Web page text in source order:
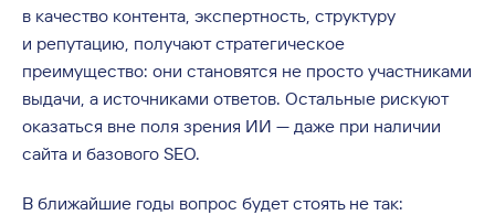
в качество контента, экспертность, структуру
и репутацию, получают стратегическое
преимущество: они становятся не просто участниками
выдачи, а источниками ответов. Остальные рискуют
оказаться вне поля зрения ИИ — даже при наличии
сайта и базового SEO.
В ближайшие годы вопрос будет стоять не так: